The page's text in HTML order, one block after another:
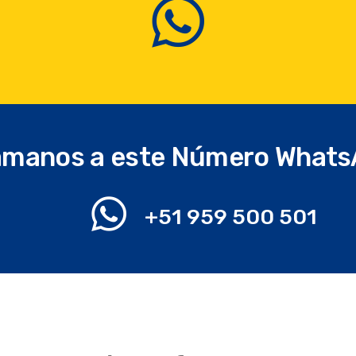
a este Número
+51 959 500 501